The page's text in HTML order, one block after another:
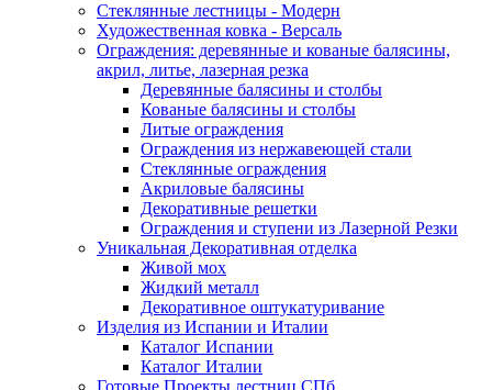
Стеклянные лестницы - Модерн
Художественная ковка - Версаль
Ограждения: деревянные и кованые балясины,
акрил, литье, лазерная резка
Деревянные балясины и столбы
Кованые балясины и столбы
Литые ограждения
Ограждения из нержавеющей стали
Стеклянные ограждения
Акриловые балясины
Декоративные решетки
Ограждения и ступени из Лазерной Резки
Уникальная Декоративная отделка
Живой мох
Жидкий металл
Декоративное оштукатуривание
Изделия из Испании и Италии
Каталог Испании
Каталог Италии
Готовые Проекты лестниц СПб